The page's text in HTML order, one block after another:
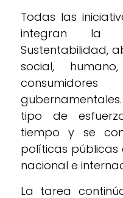
Todas las
integran la
Sustentabilidad,
social,
tipo de
tiempo y se
políticas públicas
nacional e
La tarea